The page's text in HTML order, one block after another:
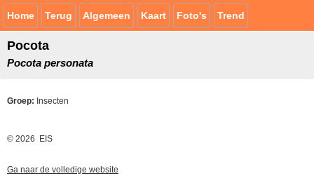
Home Terug Algemeen Kaart Foto's Trend
Pocota
Pocota personata
Groep: Insecten
© 2026 EIS
Ga naar de volledige website